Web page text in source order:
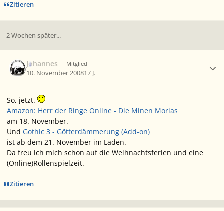
Zitieren
2 Wochen später...
Johannes Mitglied
10. November 200817 J.
So, jetzt.
Amazon: Herr der Ringe Online - Die Minen Morias
am 18. November.
Und Gothic 3 - Götterdämmerung (Add-on)
ist ab dem 21. November im Laden.
Da freu ich mich schon auf die Weihnachtsferien und eine
(Online)Rollenspielzeit.
Zitieren